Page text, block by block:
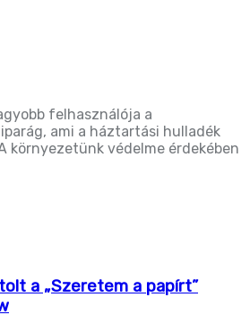
felhasználója a
ami a háztartási hulladék
környezetünk védelme érdekében
a „Szeretem a papírt”